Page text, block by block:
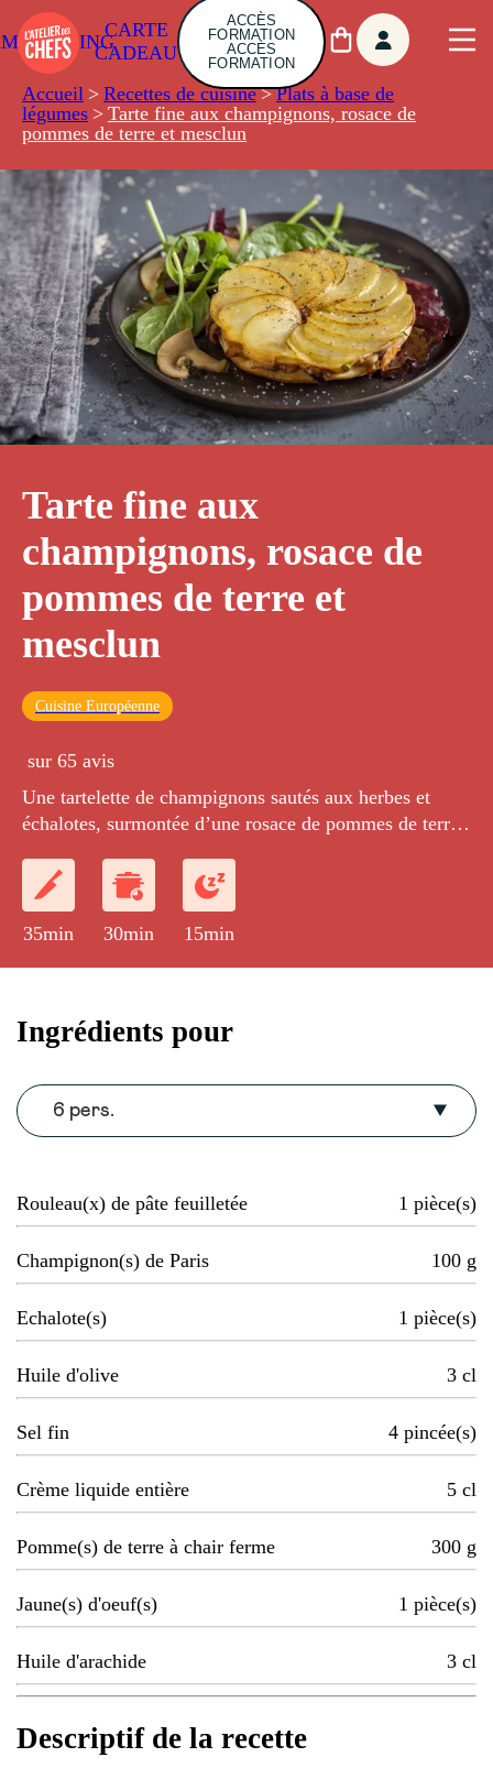
CARTE
CADEAU
ACCÈS
FORMATION
ACCÈS
FORMATION
Accueil > Recettes de cuisine > Plats à base de
légumes > Tarte fine aux champignons, rosace de
pommes de terre et mesclun
Tarte fine aux
champignons, rosace de
pommes de terre et
mesclun
Cuisine Européenne
sur 65 avis
Une tartelette de champignons sautés aux herbes et
échalotes, surmontée d’une rosace de pommes de terre
d’une salade de jeunes pousses.
35min 30min 15min
Ingrédients pour
6 pers.
Rouleau(x) de pâte feuilletée 1 pièce(s)
Champignon(s) de Paris 100 g
Echalote(s) 1 pièce(s)
Huile d'olive 3 cl
Sel fin 4 pincée(s)
Crème liquide entière 5 cl
Pomme(s) de terre à chair ferme 300 g
Jaune(s) d'oeuf(s) 1 pièce(s)
Huile d'arachide 3 cl
Descriptif de la recette